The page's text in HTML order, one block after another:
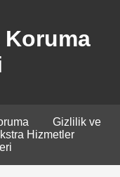
Gizlilik ve
Hizmetler